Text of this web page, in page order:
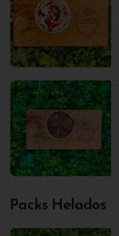
Packs Helados